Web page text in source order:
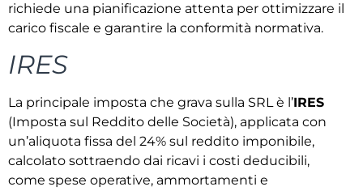
richiede una pianificazione attenta per ottimizzare il
carico fiscale e garantire la conformità normativa.
IRES
La principale imposta che grava sulla SRL è l’IRES
(Imposta sul Reddito delle Società), applicata con
un’aliquota fissa del 24% sul reddito imponibile,
calcolato sottraendo dai ricavi i costi deducibili,
come spese operative, ammortamenti e